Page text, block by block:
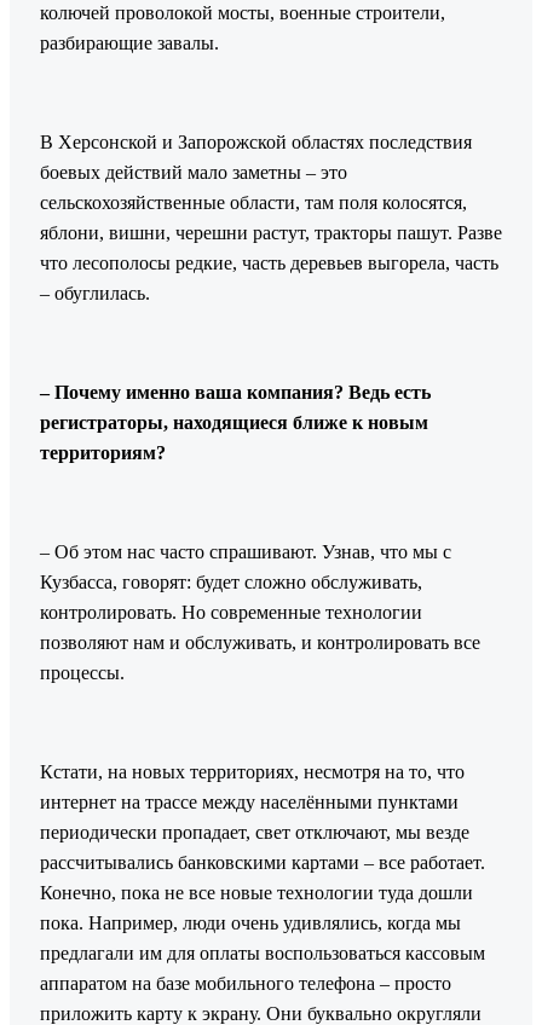
колючей проволокой мосты, военные строители,
разбирающие завалы.
В Херсонской и Запорожской областях последствия
боевых действий мало заметны – это
сельскохозяйственные области, там поля колосятся,
яблони, вишни, черешни растут, тракторы пашут. Разве
что лесополосы редкие, часть деревьев выгорела, часть
– обуглилась.
– Почему именно ваша компания? Ведь есть
регистраторы, находящиеся ближе к новым
территориям?
– Об этом нас часто спрашивают. Узнав, что мы с
Кузбасса, говорят: будет сложно обслуживать,
контролировать. Но современные технологии
позволяют нам и обслуживать, и контролировать все
процессы.
Кстати, на новых территориях, несмотря на то, что
интернет на трассе между населёнными пунктами
периодически пропадает, свет отключают, мы везде
рассчитывались банковскими картами – все работает.
Конечно, пока не все новые технологии туда дошли
пока. Например, люди очень удивлялись, когда мы
предлагали им для оплаты воспользоваться кассовым
аппаратом на базе мобильного телефона – просто
приложить карту к экрану. Они буквально округляли